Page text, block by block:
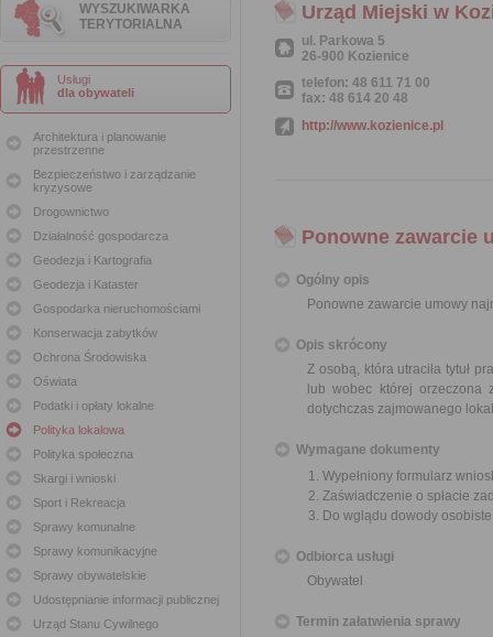
WYSZUKIWARKA
TERYTORIALNA
Usługi
dla obywateli
Architektura i planowanie
przestrzenne
Bezpieczeństwo i zarządzanie
kryzysowe
Drogownictwo
Działalność gospodarcza
Geodezja i Kartografia
Geodezja i Kataster
Gospodarka nieruchomościami
Konserwacja zabytków
Ochrona Środowiska
Oświata
Podatki i opłaty lokalne
Polityka lokalowa
Polityka społeczna
Skargi i wnioski
Sport i Rekreacja
Sprawy komunalne
Sprawy komunikacyjne
Sprawy obywatelskie
Udostępnianie informacji publicznej
Urząd Stanu Cywilnego
Urząd Miejski w
ul. Parkowa 5
26-900 Kozienice
telefon: 48 611 71 00
fax: 48 614 20 48
http://www.kozienice.pl
Ponowne zawarcie
Ogólny opis
Ponowne zawarcie umowy
Opis skrócony
Z osobą, która utraciła tytuł
lub wobec której orzeczona
dotychczas zajmowanego
Wymagane dokumenty
Wypełniony formularz
Zaświadczenie o spłacie
Do wglądu dowody
Odbiorca usługi
Obywatel
Termin załatwienia sprawy